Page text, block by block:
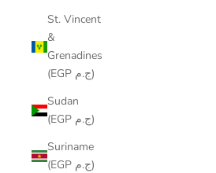
St. Vincent
&
Grenadines
(EGP ج.م)
Sudan
(EGP ج.م)
Suriname
(EGP ج.م)